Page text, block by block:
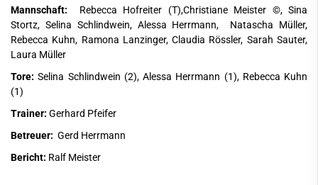
Mannschaft: Rebecca Hofreiter (T),Christiane Meister ©, Sina
Stortz, Selina Schlindwein, Alessa Herrmann, Natascha Müller,
Rebecca Kuhn, Ramona Lanzinger, Claudia Rössler, Sarah Sauter,
Laura Müller
Tore: Selina Schlindwein (2), Alessa Herrmann (1), Rebecca Kuhn
(1)
Trainer: Gerhard Pfeifer
Betreuer: Gerd Herrmann
Bericht: Ralf Meister